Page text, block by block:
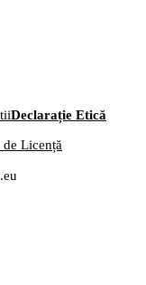
Declarație Etică
de Licență